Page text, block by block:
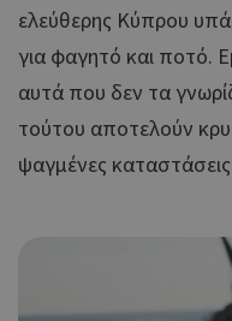
ελεύθερης Κύπρου
για φαγητό και ποτό.
αυτά που δεν τα
τούτου αποτελούν
ψαγμένες